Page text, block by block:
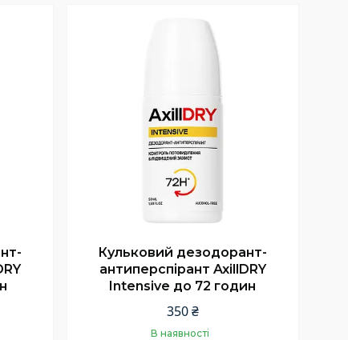
Кульковий дезодорант-
антиперспірант AxillDRY
Intensive до 72 годин
350 ₴
В наявності